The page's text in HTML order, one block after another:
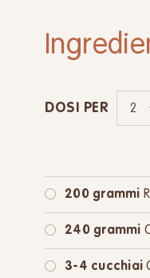
DOSI PER
200 grammi
240 grammi
3-4 cucchiai